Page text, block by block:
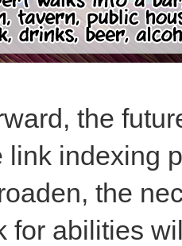
the
link indexing
the
for abilities